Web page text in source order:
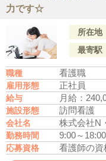
力です☆
所在地
最寄駅
職種 看護職
雇用形態 正社員
給与 月給：
施設形態 訪問看護
会社名 株式会社N
勤務時間 9:00～18:00
応募資格 看護師の